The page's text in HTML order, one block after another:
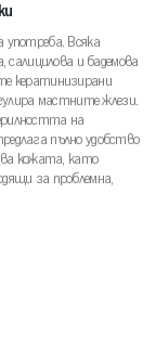
Всяка
салицилова и бадемова
кератинизирани
мастните жлези.
на
пълно удобство
кожата, като
за проблемна,